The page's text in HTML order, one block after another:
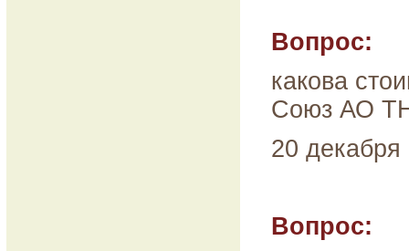
Вопрос:
какова
Союз АО
20
Вопрос: